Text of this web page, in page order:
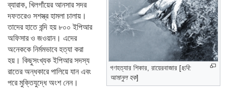
গণহত্যার শিকার, রায়েরবাজার [ছবি:
আমানুল হক]
ব্যারাক, খিলগাঁয়ের আনসার সদর
দফতরেও সশস্ত্র হামলা চালায়।
তাদের হাতে বন্দি হয় ৮০০ ইপিআর
অফিসার ও জওয়ান। এদের
অনেককে নির্মমভাবে হত্যা করা
হয়। কিছুসংখ্যক ইপিআর সদস্য
রাতের অন্ধকারে পালিয়ে যান এবং
পরে মুক্তিযুদ্ধে অংশ নেন।